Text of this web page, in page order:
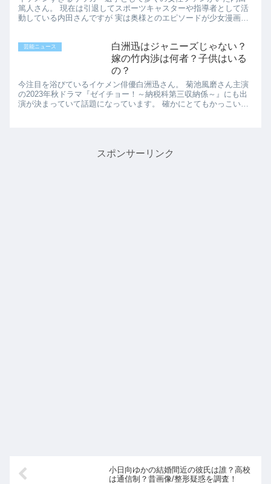
篤人さん。 現在は引退してスポーツキャスターや指導者として活
動している内田さんですが 実は奥様とのエピソードが少女漫画漫
芸能ニュース
白洲迅はジャニーズじゃない？
嫁の竹内渉は何者？子供はいる
の？
今注目を浴びているイケメン俳優白洲迅さん。 菊池風磨さん主演
の2023年秋ドラマ『ゼイチョー！～納税科第三収納係～』にも出
演が決まっていて話題になっています。 確かにとてもかっこいい
スポンサーリンク
小日向ゆかの結婚間近の彼氏は誰？高校
は通信制？昔画像/整形疑惑を調査！